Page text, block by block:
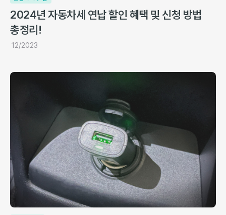
2024년 자동차세 연납 할인 혜택 및 신청 방법
총정리!
12/2023